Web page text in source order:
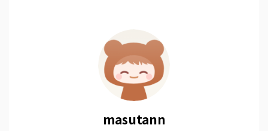
masutann